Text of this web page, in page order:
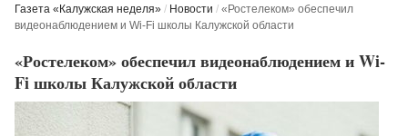
Газета «Калужская неделя» / Новости /«Ростелеком» обеспечил
видеонаблюдением и Wi-Fi школы Калужской области
«Ростелеком» обеспечил видеонаблюдением и Wi-
Fi школы Калужской области